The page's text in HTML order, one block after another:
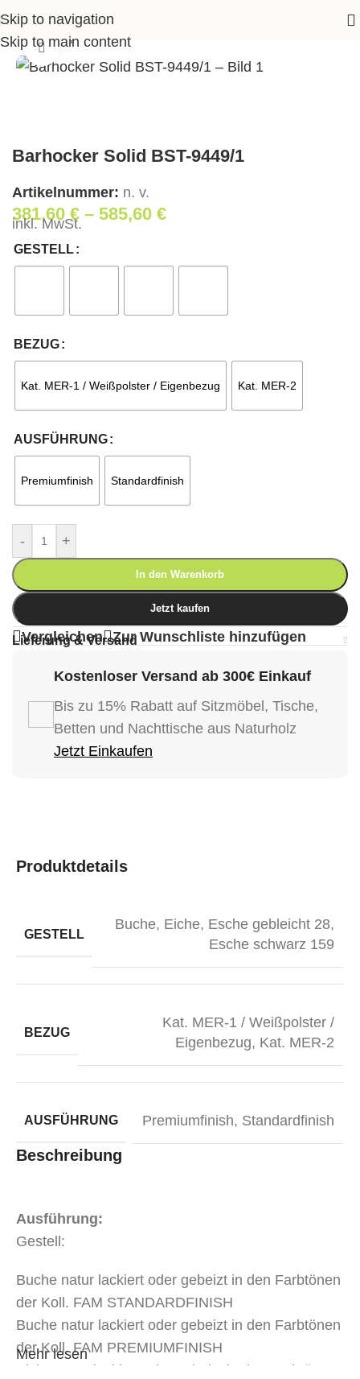
Skip to navigation
Skip to main content
> Shop>Wohnen
Klick zum Vergrößern
Barhocker Solid BST-9449/1
Artikelnummer: n. v.
381,60€ – 585,60 €
inkl. MwSt.
GESTELL
BEZUG
Kat. MER-1 / Weißpolster / Eigenbezug Kat. MER-2
AUSFÜHRUNG
Premiumfinish Standardfinish
- +
In den Warenkorb
Jetzt kaufen
Vergleichen Zur Wunschliste hinzufügen
Lieferung & Versand
Kostenloser Versand ab 300€ Einkauf
Bis zu 15% Rabatt auf Sitzmöbel, Tische,
Betten und Nachttische aus Naturholz
Jetzt Einkaufen
Produktdetails
GESTELL
Buche, Eiche, Esche gebleicht 28,
Esche schwarz 159
BEZUG
Kat. MER-1 / Weißpolster /
Eigenbezug, Kat. MER-2
AUSFÜHRUNG Premiumfinish, Standardfinish
Beschreibung
Ausführung:
Gestell:
Buche natur lackiert oder gebeizt in den Farbtönen
der Koll. FAM STANDARDFINISH
Buche natur lackiert oder gebeizt in den Farbtönen
der Koll. FAM PREMIUMFINISH
Eiche natur lackiert oder gebeizt in den Farbtönen
Mehr lesen